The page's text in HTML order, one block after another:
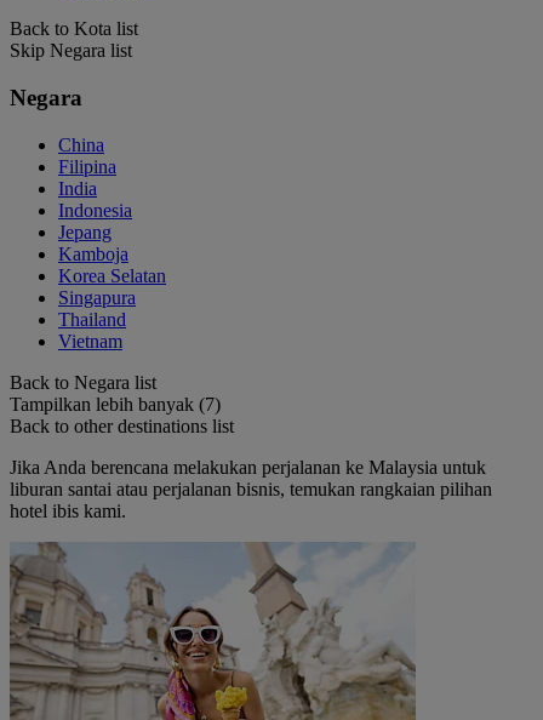
Back to Kota list
Skip Negara list
Negara
China
Filipina
India
Indonesia
Jepang
Kamboja
Korea Selatan
Singapura
Thailand
Vietnam
Back to Negara list
Tampilkan lebih banyak (7)
Back to other destinations list
Jika Anda berencana melakukan perjalanan ke Malaysia untuk
liburan santai atau perjalanan bisnis, temukan rangkaian pilihan
hotel ibis kami.